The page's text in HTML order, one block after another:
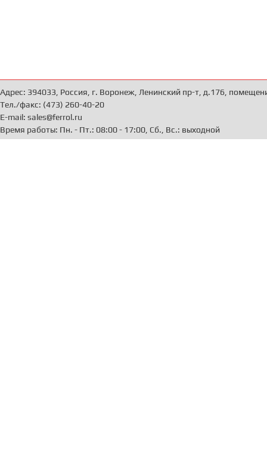
Адрес: 394033, Россия, г. Воронеж, Ленинский пр-т, д.176,
Тел./факс: (473) 260-40-20
E-mail: sales@ferrol.ru
Время работы: Пн. - Пт.: 08:00 - 17:00, Сб., Вс.: выходной